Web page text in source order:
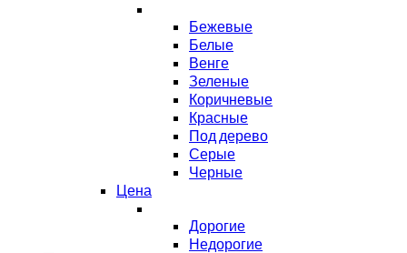
Бежевые
Белые
Венге
Зеленые
Коричневые
Красные
Под дерево
Серые
Черные
Цена
Дорогие
Недорогие